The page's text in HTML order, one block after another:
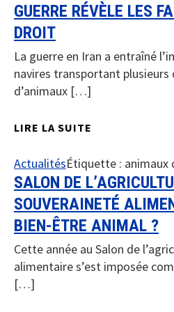
GUERRE RÉVÈLE LES
DROIT
La guerre en Iran a entraîné
navires transportant plusieurs
d’animaux […]
LIRE LA SUITE
ActualitésÉtiquette : animaux
SALON DE
SOUVERAINETÉ
BIEN-ÊTRE ANIMAL ?
Cette année au Salon de
alimentaire s’est imposée
[…]